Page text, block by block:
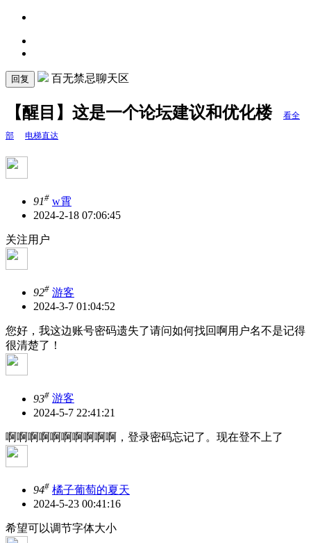
回复 百无禁忌聊天区
【醒目】这是一个论坛建议和优化楼 看全
部 电梯直达
91# w霄
2024-2-18 07:06:45
关注用户
92# 游客
2024-3-7 01:04:52
您好，我这边账号密码遗失了请问如何找回啊用户名不是记得
很清楚了！
93# 游客
2024-5-7 22:41:21
啊啊啊啊啊啊啊啊啊啊，登录密码忘记了。现在登不上了
94# 橘子葡萄的夏天
2024-5-23 00:41:16
希望可以调节字体大小